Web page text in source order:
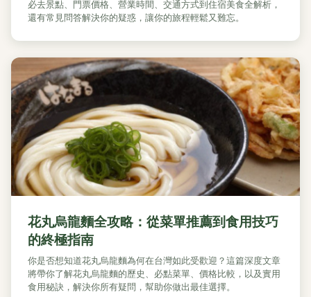
必去景點、門票價格、營業時間、交通方式到住宿美食全解析，
還有常見問答解決你的疑惑，讓你的旅程輕鬆又難忘。
花丸烏龍麵全攻略：從菜單推薦到食用技巧
的終極指南
你是否想知道花丸烏龍麵為何在台灣如此受歡迎？這篇深度文章
將帶你了解花丸烏龍麵的歷史、必點菜單、價格比較，以及實用
食用秘訣，解決你所有疑問，幫助你做出最佳選擇。